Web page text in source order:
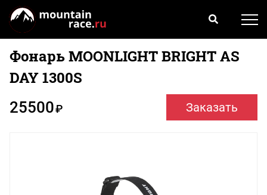
Фонарь MOONLIGHT BRIGHT AS
DAY 1300S
25500₽ Заказать